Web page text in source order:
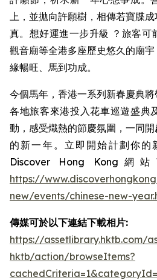
上，並拋向許願樹，相傳若寶牒
真。想好運進一步升級 ？旅客可
觀音廟等全港多座歷史悠久的廟
緣暢旺、馬到功成。
今個馬年，香港一系列新春慶典
各地旅客來港投入花車巡遊盛典
動，感受熾熱的節慶氛圍，一同
的新一年。立即開始計劃你的
Discover Hong Kong網
https://
new/events/chinese-new-
傳媒可於以下連結下載相片:
https://assetlibrary.hktb.com/
hktb/action/browseItems?